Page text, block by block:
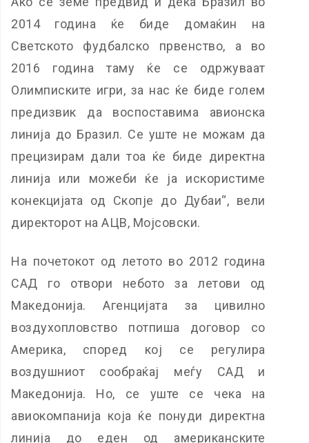
2014 година ќе биде домаќин на
Светското фудбалско првенство, а во
2016 година таму ќе се одржуваат
Олимписките игри, за нас ќе биде голем
предизвик да воспоставима авионска
линија до Бразил. Се уште не можам да
прецизирам дали тоа ќе биде директна
линија или можеби ќе ја искористиме
конекцијата од Скопје до Дубаи“, вели
директорот на АЦВ, Мојсовски.
На почетокот од летото во 2012 година
САД го отвори небото за летови од
Македонија. Агенцијата за цивилно
воздухопловство потпиша договор со
Америка, според кој се регулира
воздушниот сообраќај меѓу САД и
Македонија. Но, се уште се чека на
авиокомпанија која ќе понуди директна
линија до еден од американските